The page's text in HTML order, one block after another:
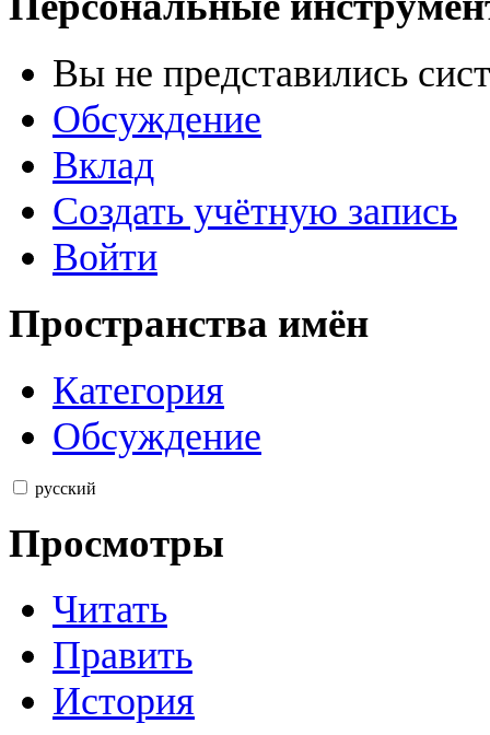
Вы не представились
Обсуждение
Вклад
Создать учётную запись
Войти
Пространства имён
Категория
Обсуждение
русский
Просмотры
Читать
Править
История